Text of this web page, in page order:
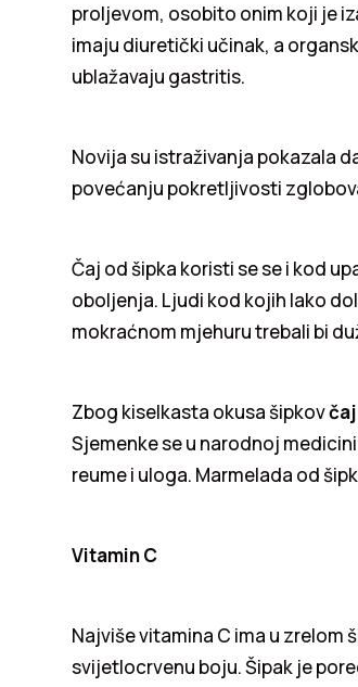
proljevom, osobito onim koji je
imaju diuretički učinak, a
ublažavaju gastritis.
Novija su istraživanja pokazala
povećanju pokretljivosti
Čaj od šipka koristi se se i kod
oboljenja. Ljudi kod kojih lako
mokraćnom mjehuru trebali bi
Zbog kiselkasta okusa šipkov
Sjemenke se u narodnoj
reume i uloga. Marmelada od
Vitamin C
Najviše vitamina C ima u zrelom
svijetlocrvenu boju. Šipak je